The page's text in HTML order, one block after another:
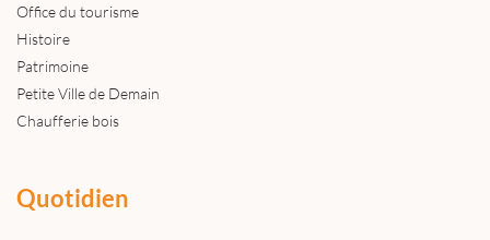
Office du tourisme
Histoire
Patrimoine
Petite Ville de Demain
Chaufferie bois
Quotidien